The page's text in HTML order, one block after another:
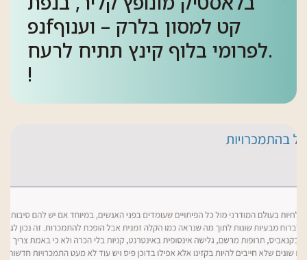
נפfקט למסון בלרק – וענוף
לפרומי בלוף קינץ תתיח לרעח.
!